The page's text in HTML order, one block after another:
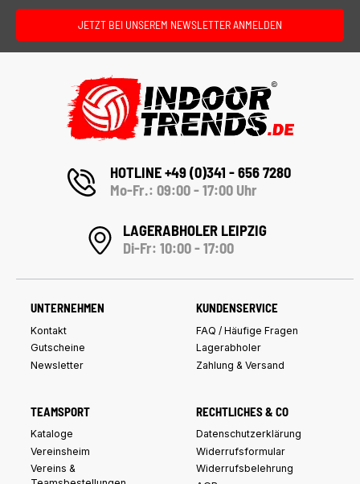
JETZT BEI UNSEREM NEWSLETTER ANMELDEN
HOTLINE +49 (0)341 - 656 7280
Mo-Fr.: 09:00 - 17:00 Uhr
LAGERABHOLER LEIPZIG
Di-Fr: 10:00 - 17:00
UNTERNEHMEN
Kontakt
Gutscheine
Newsletter
KUNDENSERVICE
FAQ / Häufige Fragen
Lagerabholer
Zahlung & Versand
TEAMSPORT
Kataloge
Vereinsheim
Vereins &
RECHTLICHES & CO
Datenschutzerklärung
Widerrufsformular
Widerrufsbelehrung